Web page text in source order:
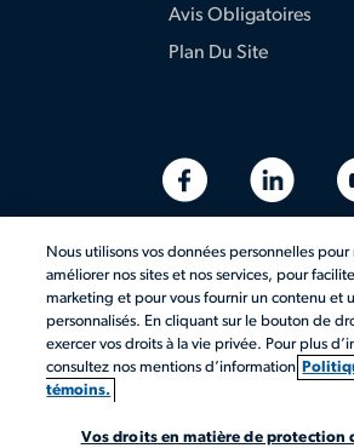
Avis Obligatoires
Plan Du Site
© 2026 Aerotek, Inc. Tous droits
Nous utilisons vos données personnelles
améliorer nos sites et nos services, pour
marketing et pour vous fournir un contenu et
personnalisés. En cliquant sur le bouton de
exercer vos droits à la vie privée. Pour plus
consultez nos mentions d’information
témoins.
Vos droits en matière de protection